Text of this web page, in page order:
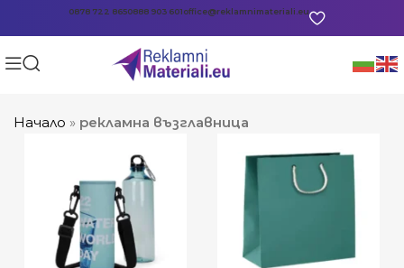
0878 722 8650888 903 601office@reklamnimateriali.eu
Начало » рекламна възглавница